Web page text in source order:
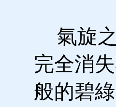
氣旋之
完全消
般的碧